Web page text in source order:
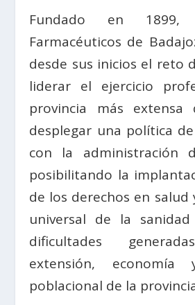
Fundado en 1899,
Farmacéuticos de
desde sus inicios el reto
liderar el ejercicio
provincia más extensa
desplegar una política
con la administración
posibilitando la
de los derechos en salud
universal de la
dificultades
extensión, economía
poblacional de la